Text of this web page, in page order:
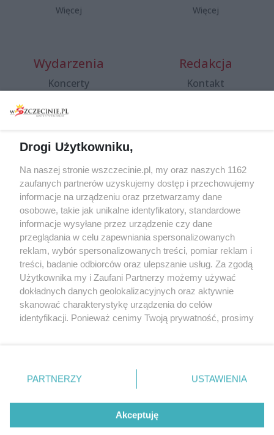
Więcej Więcej
Wydarzenia
Koncerty
Spacery i oprowadzania
targi
Wernisaże
Więcej
Redakcja
Kontakt
Specjalny koncert z okazji
20. urodzin portalu
wSzczecinie.pl
Regulamin konkursów
śniadaniówka "Hej
Szczecin! Jest piątek!"
Partnerzy
Praca Szczecin
© 2026 wSzczecinie.pl
Created by GOD
Drogi Użytkowniku,
Na naszej stronie wszczecinie.pl, my oraz naszych 1162
zaufanych partnerów uzyskujemy dostęp i przechowujemy
informacje na urządzeniu oraz przetwarzamy dane
osobowe, takie jak unikalne identyfikatory, standardowe
informacje wysyłane przez urządzenie czy dane
przeglądania w celu zapewniania spersonalizowanych
reklam, wybór spersonalizowanych treści, pomiar reklam i
treści, badanie odbiorców oraz ulepszanie usług. Za zgodą
Użytkownika my i Zaufani Partnerzy możemy używać
dokładnych danych geolokalizacyjnych oraz aktywnie
skanować charakterystykę urządzenia do celów
identyfikacji. Ponieważ cenimy Twoją prywatność, prosimy
prywatności znajdujący się w lewym dolnym rogu strony
. Niektóre rodzaje przetwarzania danych nie wymagają
takiemu przetwarzaniu. Preferencje będą miały
zastosowania tylko na tej witrynie.
PARTNERZY USTAWIENIA
Akceptuję